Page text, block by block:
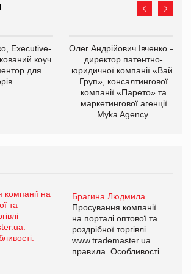
Executive-
коуч
для
Олег Андрійович Івченко —
директор патентно-
юридичної компанії «Вайз
Груп», консалтингової
компанії «Парето» та
маркетингової агенції
Myka Agency.
Брагина Людмила
Просування компанії
на порталі оптової та
роздрібної торгівлі
www.trademaster.ua.
правила. Особливості.